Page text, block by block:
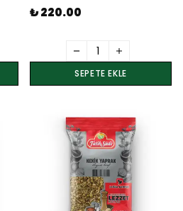
₺ 220.00
SEPETE EKLE